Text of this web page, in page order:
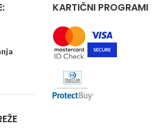
KARTIČNI PROGRAMI